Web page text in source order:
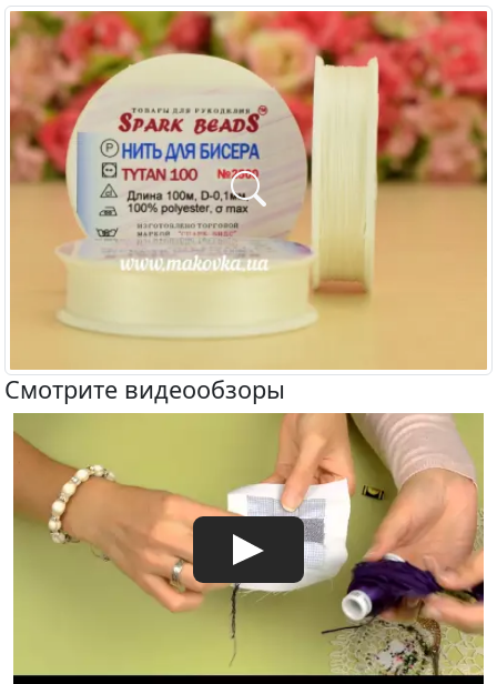
Смотрите видеообзоры